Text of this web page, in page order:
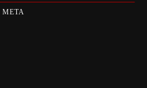
META